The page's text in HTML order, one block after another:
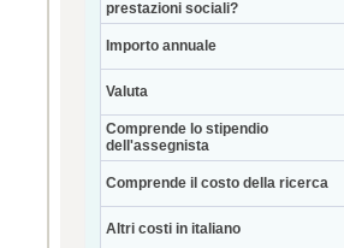
prestazioni sociali?
Importo annuale
Valuta
Comprende lo stipendio
dell'assegnista
Comprende il costo della ricerca
Altri costi in italiano